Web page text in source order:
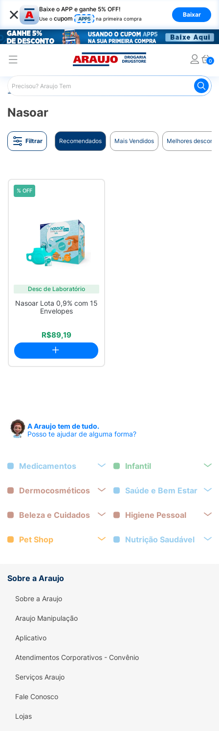
× Baixe o APP e ganhe 5% OFF!
Use o cupom APP5 na primeira compra
Baixar
0
Araujo Marcas
Nasoar
Filtrar Recomendados Mais Vendidos Melhores
% OFF
Desc de Laboratório
Nasoar Lota 0,9% com 15
Envelopes
R$89,19
A Araujo tem de tudo.
Posso te ajudar de alguma forma?
Medicamentos Infantil
Dermocosméticos Saúde e Bem Estar
Beleza e Cuidados Higiene Pessoal
Pet Shop Nutrição Saudável
Sobre a Araujo
Sobre a Araujo
Araujo Manipulação
Aplicativo
Atendimentos Corporativos - Convênio
Serviços Araujo
Fale Conosco
Lojas